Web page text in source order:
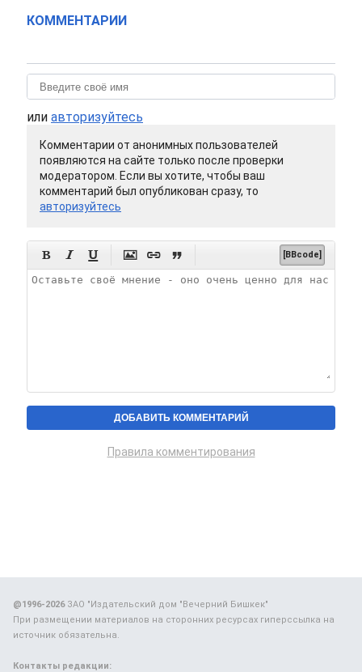
КОММЕНТАРИИ
или авторизуйтесь
Комментарии от анонимных пользователей
появляются на сайте только после проверки
модератором. Если вы хотите, чтобы ваш
комментарий был опубликован сразу, то
авторизуйтесь
      [BBcode]
Правила комментирования
@1996-2026ЗАО "Издательский дом "Вечерний Бишкек"
При размещении материалов на сторонних ресурсах гиперссылка на
источник обязательна.
Контакты редакции: